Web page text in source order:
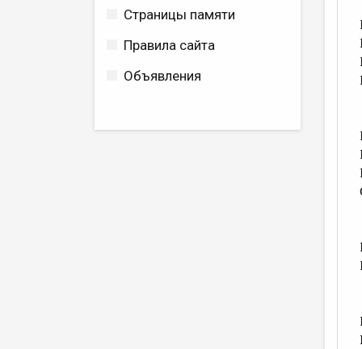
Страницы памяти
Правила сайта
Объявления